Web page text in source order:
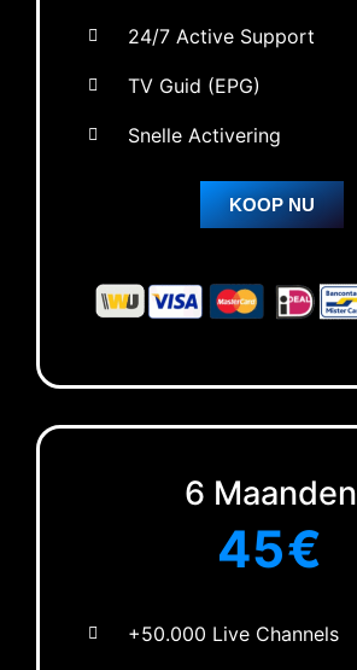
24/7 Active Support
TV Guid (EPG)
Snelle Activering
KOOP NU
6 Maanden
45€
+50.000 Live Channels